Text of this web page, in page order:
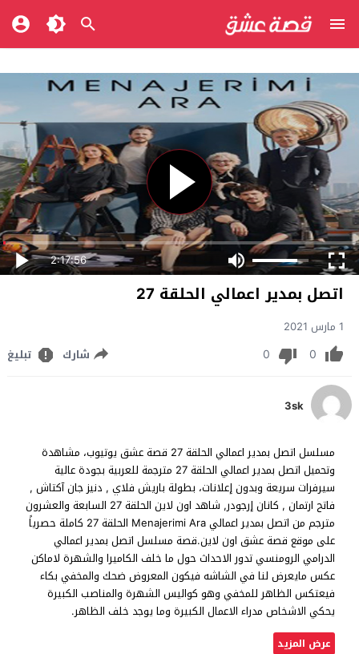
2:17:56
اتصل بمدير اعمالي الحلقة 27
1 مارس 2021
0
0 شارك تبليغ
3sk
مسلسل اتصل بمدير اعمالي الحلقة 27 قصة عشق يوتيوب، مشاهدة
وتحميل اتصل بمدير اعمالي الحلقة 27 مترجمة للعربية بجودة عالية
سيرفرات سريعة وبدون إعلانات، بطولة باريش فلاي , دنيز جان آکتاش ,
فاتح ارتمان , كانان إرجودر, شاهد اون لاين الحلقة 27 السابعة والعشرون
مترجم من اتصل بمدير اعمالي Menajerimi Ara الحلقة 27 كاملة حصرياً
على موقع قصة عشق اون لاين.قصة مسلسل اتصل بمدير اعمالي
الدرامي الرومنسي تدور الاحداث حول ما خلف الكاميرا والشهرة لاماكن
عكس مايعرض لنا في الشاشه فيكون المعروض ضحك والمخفي بكاء
فيعتكس الظاهر للمخفي وهو كواليس الشهرة والمناصب الكبيرة
يحكي الاشخاص مدراء الاعمال الكبيرة وما يوجد خلف الظاهر.
عرض المزيد